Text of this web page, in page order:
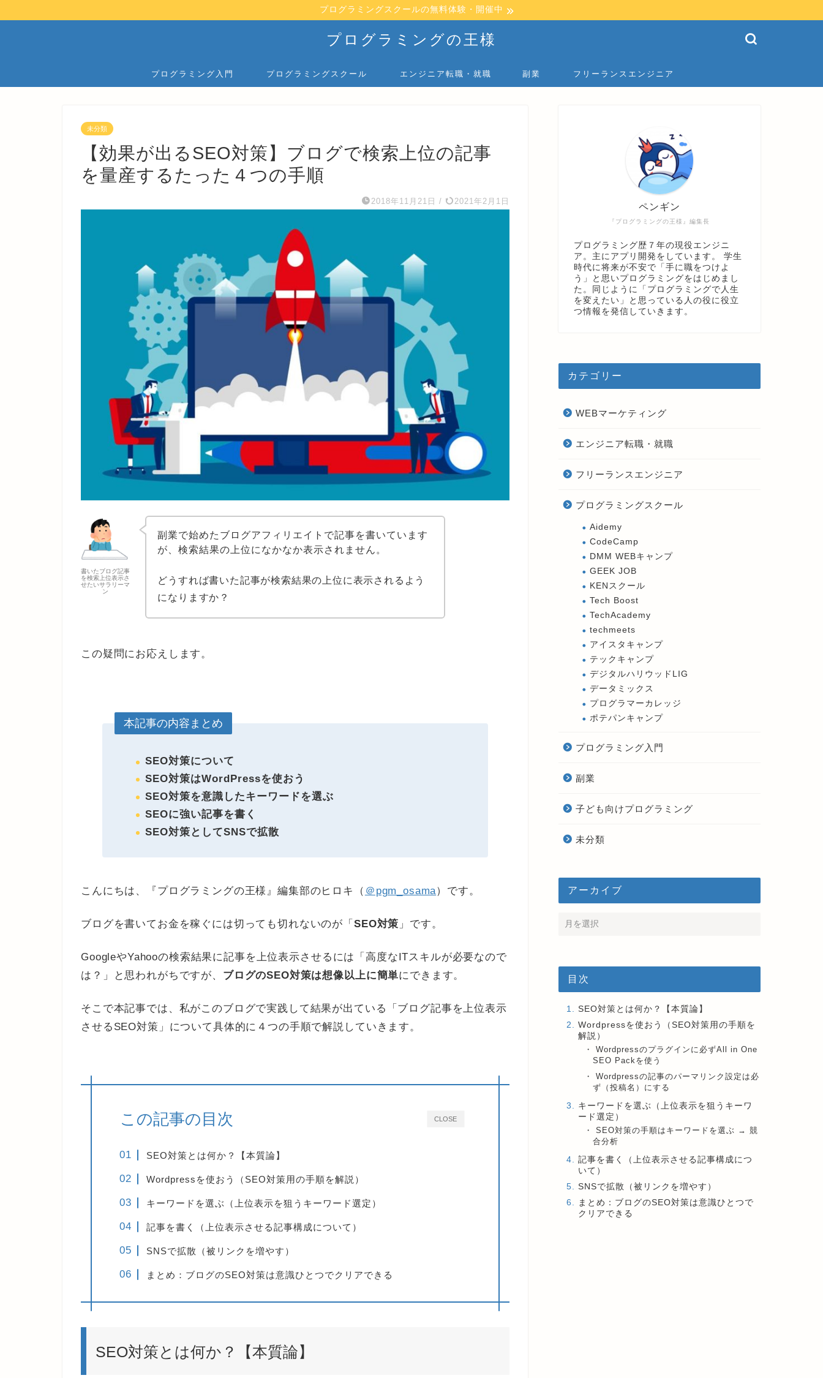
プログラミングスクールの無料体験・開催中
プログラミングの王様
プログラミング入門 プログラミングスクール エンジニア転職・就職 副業 フリーランスエンジニア
未分類
【効果が出るSEO対策】ブログで検索上位の記事
を量産するたった４つの手順
2018年11月21日 / 2021年2月1日
書いたブログ記事
を検索上位表示さ
せたいサラリーマ
ン
副業で始めたブログアフィリエイトで記事を書いています
が、検索結果の上位になかなか表示されません。
どうすれば書いた記事が検索結果の上位に表示されるよう
になりますか？
この疑問にお応えします。
本記事の内容まとめ
SEO対策について
SEO対策はWordPressを使おう
SEO対策を意識したキーワードを選ぶ
SEOに強い記事を書く
SEO対策としてSNSで拡散
こんにちは、『プログラミングの王様』編集部のヒロキ（ ＠pgm_osama）です。
ブログを書いてお金を稼ぐには切っても切れないのが「 SEO対策 」です。
GoogleやYahooの検索結果に記事を上位表示させるには「高度なITスキルが必要なので
は？」と思われがちですが、 ブログのSEO対策は想像以上に簡単にできます。
そこで本記事では、私がこのブログで実践して結果が出ている「ブログ記事を上位表示
させるSEO対策」について具体的に４つの手順で解説していきます。
CLOSE
この記事の目次
SEO対策とは何か？【本質論】
Wordpressを使おう（SEO対策用の手順を解説）
キーワードを選ぶ（上位表示を狙うキーワード選定）
記事を書く（上位表示させる記事構成について）
SNSで拡散（被リンクを増やす）
まとめ：ブログのSEO対策は意識ひとつでクリアできる
SEO対策とは何か？【本質論】
『プログラミングの王様』編集長
ペンギン
プログラミング歴７年の現役エンジニ
ア。主にアプリ開発をしています。 学生
時代に将来が不安で「手に職をつけよ
う」と思いプログラミングをはじめまし
た。同じように「プログラミングで人生
を変えたい」と思っている人の役に役立
つ情報を発信していきます。
カテゴリー
WEBマーケティング
エンジニア転職・就職
フリーランスエンジニア
プログラミングスクール
Aidemy
CodeCamp
DMM WEBキャンプ
GEEK JOB
KENスクール
Tech Boost
TechAcademy
techmeets
アイスタキャンプ
テックキャンプ
デジタルハリウッドLIG
データミックス
プログラマーカレッジ
ポテパンキャンプ
プログラミング入門
副業
子ども向けプログラミング
未分類
アーカイブ
目次
SEO対策とは何か？【本質論】
Wordpressを使おう（SEO対策用の手順を
解説）
Wordpressのプラグインに必ずAll in One
SEO Packを使う
Wordpressの記事のパーマリンク設定は必
ず（投稿名）にする
キーワードを選ぶ（上位表示を狙うキーワ
ード選定）
SEO対策の手順はキーワードを選ぶ → 競
合分析
記事を書く（上位表示させる記事構成につ
いて）
SNSで拡散（被リンクを増やす）
まとめ：ブログのSEO対策は意識ひとつで
クリアできる